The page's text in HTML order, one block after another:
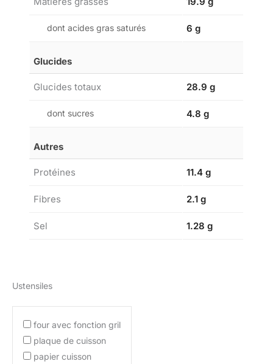
dont acides gras saturés 6 g
Glucides
Glucides totaux 28.9 g
dont sucres 4.8 g
Autres
Protéines 11.4 g
Fibres 2.1 g
Sel 1.28 g
Ustensiles
four avec fonction gril
plaque de cuisson
papier cuisson